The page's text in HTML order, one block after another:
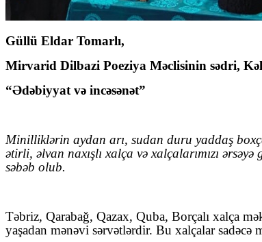
Güllü Eldar Tomarlı,
Mirvarid Dilbazi Poeziya Məclisinin sədri,
“Ədəbiyyat və incəsənət”
Minilliklərin aydan arı, sudan duru yaddaş
ətirli, əlvan naxışlı xalça və xalçalarımızı
səbəb olub.
Təbriz, Qarabağ, Qazax, Quba, Borçalı xalça
yaşadan mənəvi sərvətlərdir. Bu xalçalar sadəcə